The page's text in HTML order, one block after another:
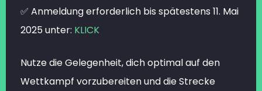
✅ Anmeldung erforderlich bis spätestens 11. Mai
2025 unter: KLICK
Nutze die Gelegenheit, dich optimal auf den
Wettkampf vorzubereiten und die Strecke